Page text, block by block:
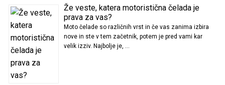
Že veste, katera motoristična čelada je
prava za vas?
Moto čelade so različnih vrst in če vas zanima izbira
nove in ste v tem začetnik, potem je pred vami kar
velik izziv. Najbolje je, …